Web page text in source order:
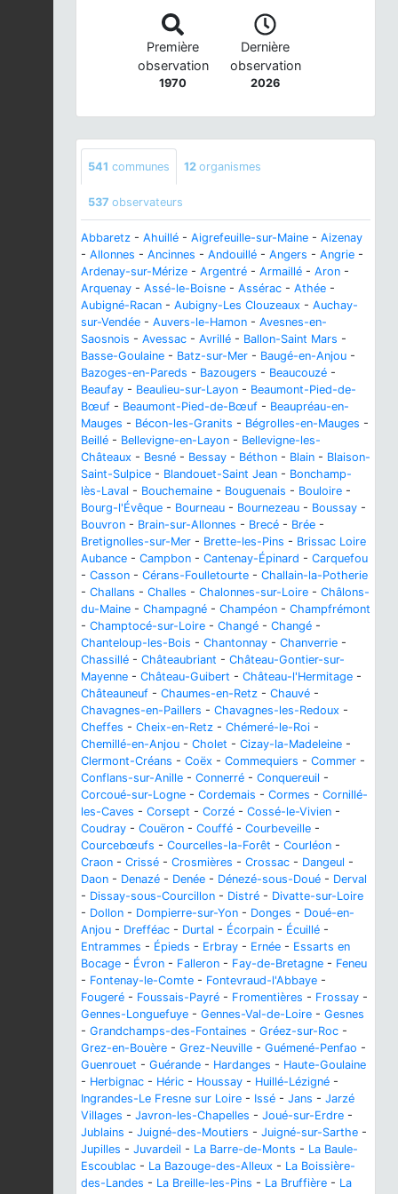
Première
observation
1970
Dernière
observation
2026
541 communes 12 organismes
537 observateurs
Abbaretz - Ahuillé - Aigrefeuille-sur-Maine - Aizenay
- Allonnes - Ancinnes - Andouillé - Angers - Angrie -
Ardenay-sur-Mérize - Argentré - Armaillé - Aron -
Arquenay - Assé-le-Boisne - Assérac - Athée -
Aubigné-Racan - Aubigny-Les Clouzeaux - Auchay-
sur-Vendée - Auvers-le-Hamon - Avesnes-en-
Saosnois - Avessac - Avrillé - Ballon-Saint Mars -
Basse-Goulaine - Batz-sur-Mer - Baugé-en-Anjou -
Bazoges-en-Pareds - Bazougers - Beaucouzé -
Beaufay - Beaulieu-sur-Layon - Beaumont-Pied-de-
Bœuf - Beaumont-Pied-de-Bœuf - Beaupréau-en-
Mauges - Bécon-les-Granits - Bégrolles-en-Mauges -
Beillé - Bellevigne-en-Layon - Bellevigne-les-
Châteaux - Besné - Bessay - Béthon - Blain - Blaison-
Saint-Sulpice - Blandouet-Saint Jean - Bonchamp-
lès-Laval - Bouchemaine - Bouguenais - Bouloire -
Bourg-l'Évêque - Bourneau - Bournezeau - Boussay -
Bouvron - Brain-sur-Allonnes - Brecé - Brée -
Bretignolles-sur-Mer - Brette-les-Pins - Brissac Loire
Aubance - Campbon - Cantenay-Épinard - Carquefou
- Casson - Cérans-Foulletourte - Challain-la-Potherie
- Challans - Challes - Chalonnes-sur-Loire - Châlons-
du-Maine - Champagné - Champéon - Champfrémont
- Champtocé-sur-Loire - Changé - Changé -
Chanteloup-les-Bois - Chantonnay - Chanverrie -
Chassillé - Châteaubriant - Château-Gontier-sur-
Mayenne - Château-Guibert - Château-l'Hermitage -
Châteauneuf - Chaumes-en-Retz - Chauvé -
Chavagnes-en-Paillers - Chavagnes-les-Redoux -
Cheffes - Cheix-en-Retz - Chémeré-le-Roi -
Chemillé-en-Anjou - Cholet - Cizay-la-Madeleine -
Clermont-Créans - Coëx - Commequiers - Commer -
Conflans-sur-Anille - Connerré - Conquereuil -
Corcoué-sur-Logne - Cordemais - Cormes - Cornillé-
les-Caves - Corsept - Corzé - Cossé-le-Vivien -
Coudray - Couëron - Couffé - Courbeveille -
Courcebœufs - Courcelles-la-Forêt - Courléon -
Craon - Crissé - Crosmières - Crossac - Dangeul -
Daon - Denazé - Denée - Dénezé-sous-Doué - Derval
- Dissay-sous-Courcillon - Distré - Divatte-sur-Loire
- Dollon - Dompierre-sur-Yon - Donges - Doué-en-
Anjou - Drefféac - Durtal - Écorpain - Écuillé -
Entrammes - Épieds - Erbray - Ernée - Essarts en
Bocage - Évron - Falleron - Fay-de-Bretagne - Feneu
- Fontenay-le-Comte - Fontevraud-l'Abbaye -
Fougeré - Foussais-Payré - Fromentières - Frossay -
Gennes-Longuefuye - Gennes-Val-de-Loire - Gesnes
- Grandchamps-des-Fontaines - Gréez-sur-Roc -
Grez-en-Bouère - Grez-Neuville - Guémené-Penfao -
Guenrouet - Guérande - Hardanges - Haute-Goulaine
- Herbignac - Héric - Houssay - Huillé-Lézigné -
Ingrandes-Le Fresne sur Loire - Issé - Jans - Jarzé
Villages - Javron-les-Chapelles - Joué-sur-Erdre -
Jublains - Juigné-des-Moutiers - Juigné-sur-Sarthe -
Jupilles - Juvardeil - La Barre-de-Monts - La Baule-
Escoublac - La Bazouge-des-Alleux - La Boissière-
des-Landes - La Breille-les-Pins - La Bruffière - La